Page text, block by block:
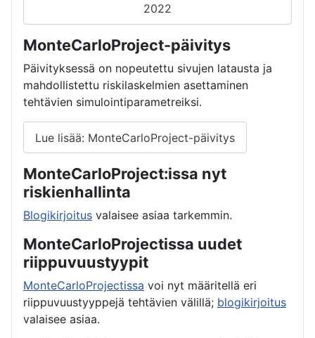
2022
MonteCarloProject-päivitys
Päivityksessä on nopeutettu sivujen latausta ja
mahdollistettu riskilaskelmien asettaminen
tehtävien simulointiparametreiksi.
Lue lisää: MonteCarloProject-päivitys
MonteCarloProject:issa nyt
riskienhallinta
Blogikirjoitus valaisee asiaa tarkemmin.
MonteCarloProjectissa uudet
riippuvuustyypit
MonteCarloProjectissa voi nyt määritellä eri
riippuvuustyyppejä tehtävien välillä; blogikirjoitus
valaisee asiaa.